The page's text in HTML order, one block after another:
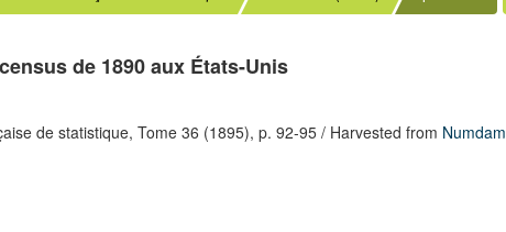
de 1890 aux États-Unis
de statistique, Tome 36 (1895), p. 92-95 / Harvested from Numdam